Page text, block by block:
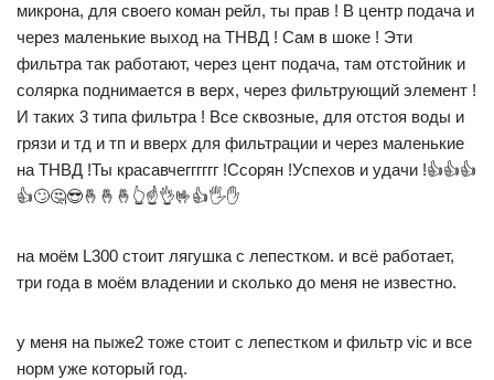
микрона, для своего коман рейл, ты прав ! В центр подача и
через маленькие выход на ТНВД ! Сам в шоке ! Эти
фильтра так работают, через цент подача, там отстойник и
солярка поднимается в верх, через фильтрующий элемент !
И таких 3 типа фильтра ! Все сквозные, для отстоя воды и
грязи и тд и тп и вверх для фильтрации и через маленькие
на ТНВД !Ты красавчегггггг !Ссорян !Успехов и удачи !👍👍👍
👍🙄🤔😎🤞🤞🤞👆☝️👌🤟👍🖐✋
на моём L300 стоит лягушка с лепестком. и всё работает,
три года в моём владении и сколько до меня не известно.
у меня на пыже2 тоже стоит с лепестком и фильтр vic и все
норм уже который год.